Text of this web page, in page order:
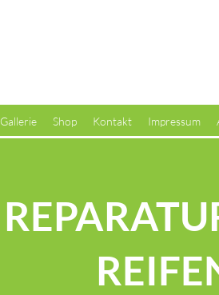
Gallerie Shop Kontakt Impressum